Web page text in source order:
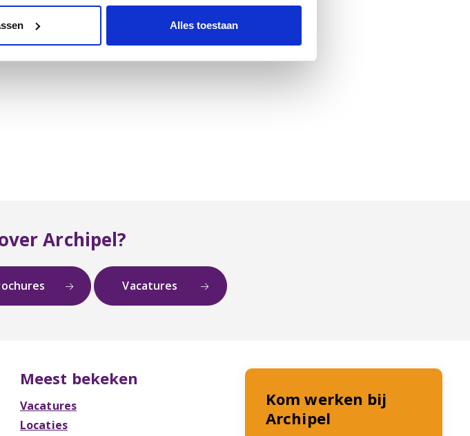
Alles toestaan
Archipel?
Vacatures
Meest bekeken
Vacatures
Locaties
Kom werken bij
Archipel